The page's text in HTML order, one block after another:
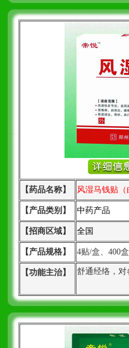
【药品名称】 风湿马钱贴（
【产品类别】 中药产品
【招商区域】 全国
【产品规格】 4贴/盒、400
【功能主治】 舒通经络，对